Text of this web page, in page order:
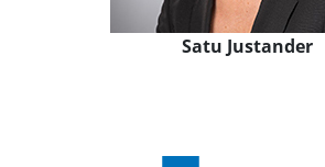
Satu Justander